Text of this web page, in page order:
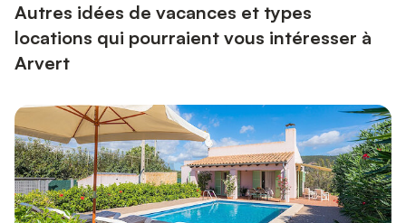
Autres idées de vacances et types
locations qui pourraient vous intéresser à
Arvert